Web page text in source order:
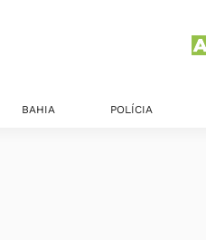
BAHIA POLÍCIA